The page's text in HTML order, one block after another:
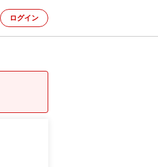
ログイン